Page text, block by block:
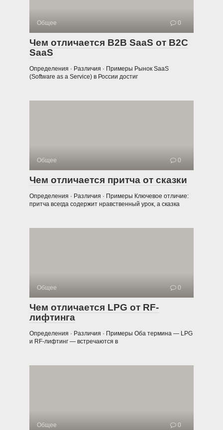
Общее 0
Чем отличается B2B SaaS от B2C
SaaS
Определения · Различия · Примеры Рынок SaaS
(Software as a Service) в России достиг
Общее 0
Чем отличается притча от сказки
Определения · Различия · Примеры Ключевое отличие:
притча всегда содержит нравственный урок, а сказка
Общее 0
Чем отличается LPG от RF-
лифтинга
Определения · Различия · Примеры Оба термина — LPG
и RF-лифтинг — встречаются в
Общее 0